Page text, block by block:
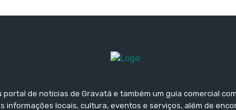
portal de notícias de Gravatá e também um guia comercial
informações locais, cultura, eventos e serviços, além de